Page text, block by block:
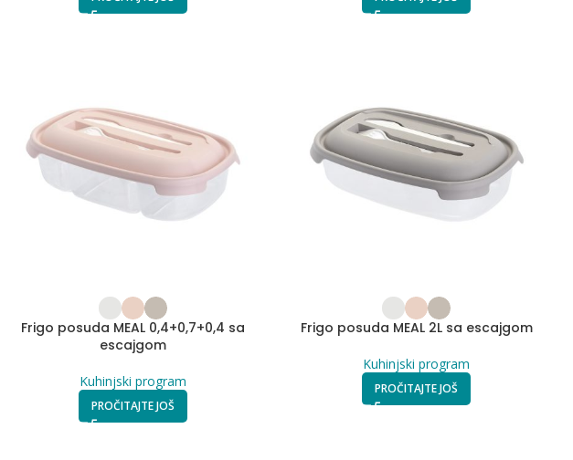
Frigo posuda MEAL 0,4+0,7+0,4 sa
escajgom
Kuhinjski program
PROČITAJTE JOŠ
Frigo posuda MEAL 2L sa escajgom
Kuhinjski program
PROČITAJTE JOŠ